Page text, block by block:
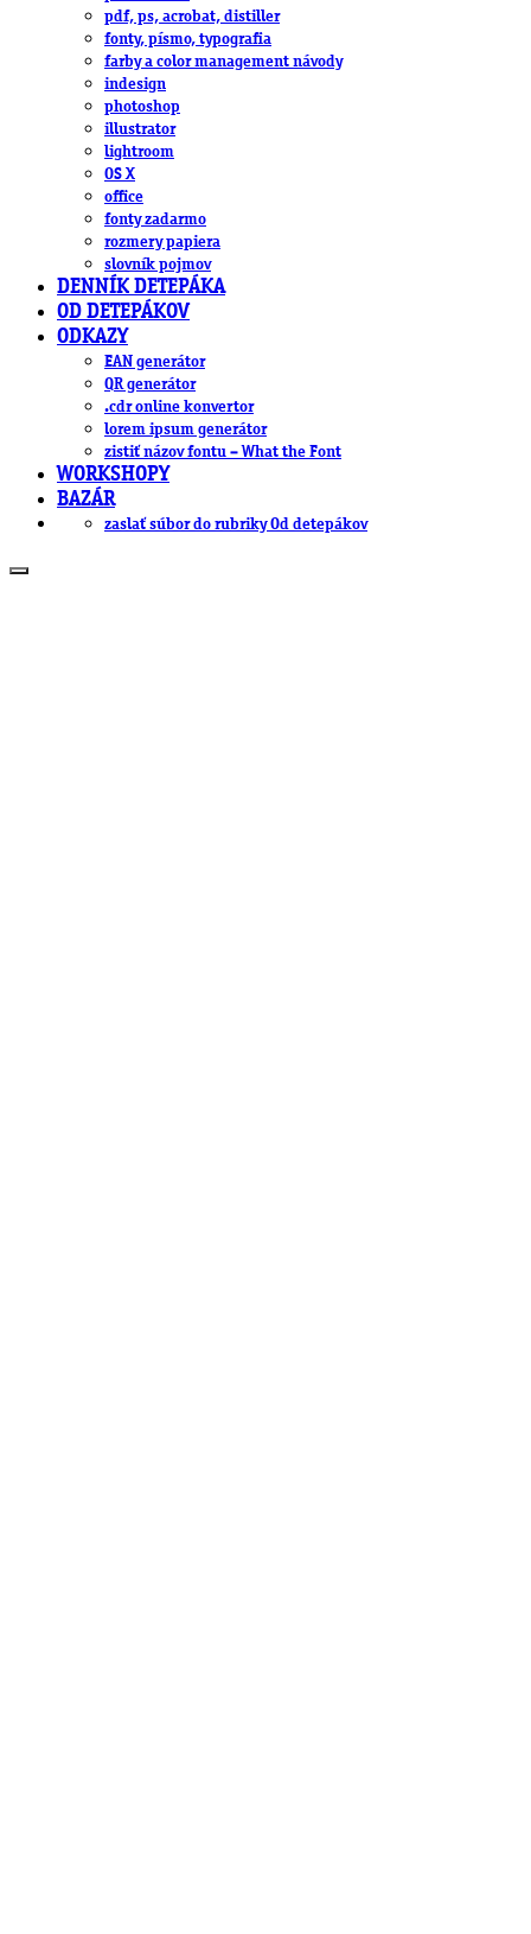
pdf, ps, acrobat, distiller
fonty, písmo, typografia
farby a color management návody
indesign
photoshop
illustrator
lightroom
OS X
office
fonty zadarmo
rozmery papiera
slovník pojmov
DENNÍK DETEPÁKA
OD DETEPÁKOV
ODKAZY
EAN generátor
QR generátor
.cdr online konvertor
lorem ipsum generátor
zistiť názov fontu – What the Font
WORKSHOPY
BAZÁR
zaslať súbor do rubriky Od detepákov